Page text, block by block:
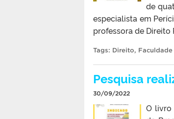
de
especialista em
professora de Direito
Tags: Direito,
Pesquisa
30/09/2022
O livro